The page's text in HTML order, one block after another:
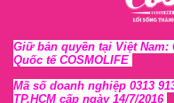
Giữ bản quyền tại Việt Nam:
Quốc tế COSMOLIFE
Mã số doanh nghiệp 0313
TP.HCM cấp ngày 14/7/2016